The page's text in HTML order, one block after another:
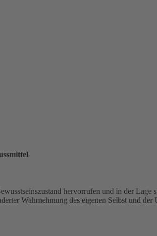
hervorrufen und in der
Wahrnehmung des eigenen Selbst und der